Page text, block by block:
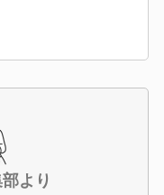
より